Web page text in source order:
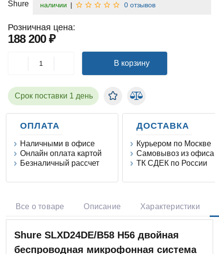
наличии
0 отзывов
Розничная цена:
188 200 ₽
В корзину
Срок поставки 1 день
ОПЛАТА
Наличными в офисе
Онлайн оплата картой
Безналичный рассчет
ДОСТАВКА
Курьером по Москве
Самовывоз из офиса
ТК СДЕК по России
Все о товаре Описание Характеристики
Shure SLXD24DE/B58 H56 двойная
беспроводная микрофонная система